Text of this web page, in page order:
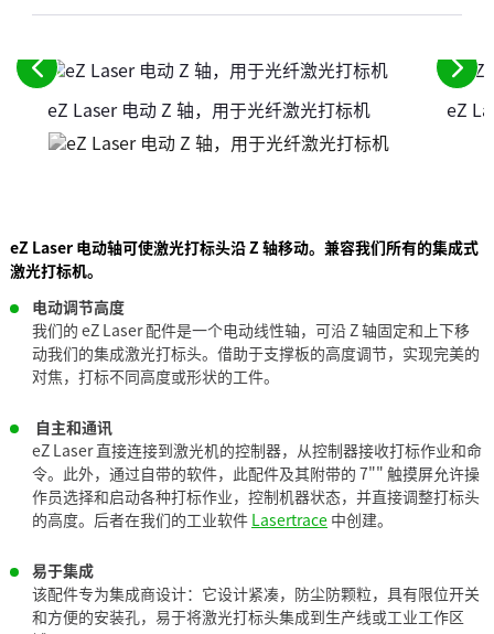
eZ Laser 电动 Z 轴，用于光纤激光打标机 eZ
请
参
阅
前
素
请
参
素
eZ Laser 电动轴可使激光打标头沿 Z 轴移动。兼容我们所有的集成式
激光打标机。
电动调节高度
我们的 eZ Laser 配件是一个电动线性轴，可沿 Z 轴固定和上下移
动我们的集成激光打标头。借助于支撑板的高度调节，实现完美的
对焦，打标不同高度或形状的工件。
自主和通讯
eZ Laser 直接连接到激光机的控制器，从控制器接收打标作业和命
令。此外，通过自带的软件，此配件及其附带的 7"" 触摸屏允许操
作员选择和启动各种打标作业，控制机器状态，并直接调整打标头
的高度。后者在我们的工业软件 Lasertrace 中创建。
易于集成
该配件专为集成商设计：它设计紧凑，防尘防颗粒，具有限位开关
和方便的安装孔，易于将激光打标头集成到生产线或工业工作区